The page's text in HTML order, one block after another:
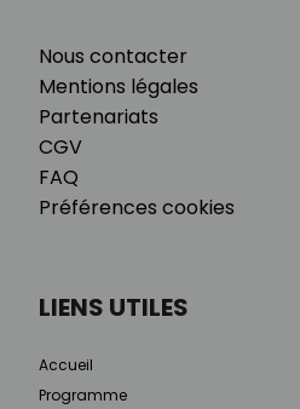
Nous contacter
Mentions légales
Partenariats
CGV
FAQ
Préférences cookies
LIENS UTILES
Accueil
Programme